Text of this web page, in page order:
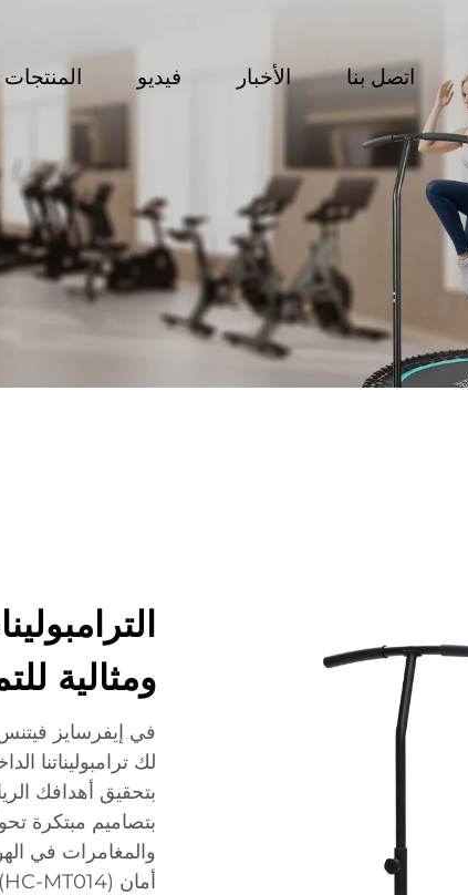
المنتجات فيديو الأخبار اتصل بنا
ومثالية
في إيفرسايز
لك ترامبوليناتنا
بتحقيق أهدافك
بتصاميم مبتكرة
والمغامرات في